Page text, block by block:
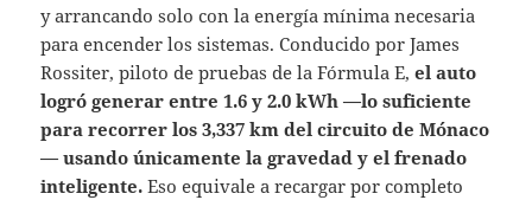
y arrancando solo con la energía mínima necesaria
para encender los sistemas. Conducido por James
Rossiter, piloto de pruebas de la Fórmula E,el auto
logró generar entre 1.6 y 2.0 kWh —lo suficiente
para recorrer los 3,337 km del circuito de Mónaco
— usando únicamente la gravedad y el frenado
inteligente.Eso equivale a recargar por completo